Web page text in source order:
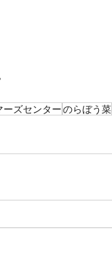
ズセンターのらぼう菜